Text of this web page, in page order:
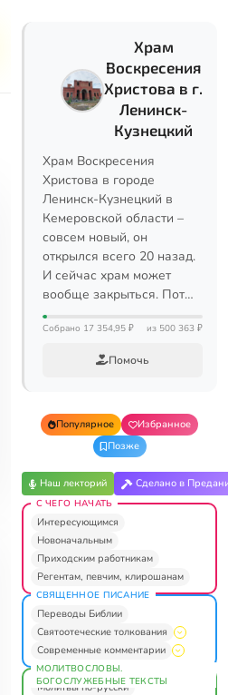
Храм
Воскресения
Христова в г.
Ленинск-
Кузнецкий
Храм Воскресения
Христова в городе
Ленинск-Кузнецкий в
Кемеровской области –
совсем новый, он
открылся всего 20 назад.
И сейчас храм может
вообще закрыться. Пот…
Собрано 17 354,95 ₽ из 500 363 ₽
Помочь
Популярное
Избранное
Позже
Наш лекторий Сделано в
С ЧЕГО НАЧАТЬ
Интересующимся
Новоначальным
Приходским работникам
Регентам, певчим, клирошанам
СВЯЩЕННОЕ ПИСАНИЕ
Переводы Библии
Святоотеческие толкования
Современные комментарии
МОЛИТВОСЛОВЫ.
БОГОСЛУЖЕБНЫЕ ТЕКСТЫ
Молитвы по-русски